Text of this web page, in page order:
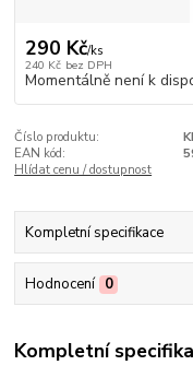
290 Kč/ks
240 Kč bez DPH
Momentálně není k
Číslo produktu:
EAN kód:
Hlídat cenu / dostupnost
Kompletní specifikace
Hodnocení 0
Kompletní